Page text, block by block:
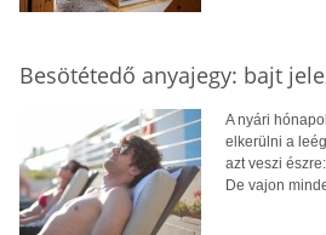
Besötétedő anyajegy: bajt
A nyári
elkerülni a
azt veszi
De vajon